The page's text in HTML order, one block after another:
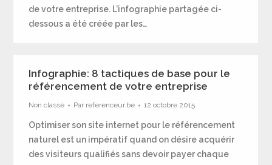
de votre entreprise. L’infographie partagée ci-
dessous a été créée par les…
Infographie: 8 tactiques de base pour le
référencement de votre entreprise
Non classé Par referenceur.be 12 octobre 2015
Optimiser son site internet pour le référencement
naturel est un impératif quand on désire acquérir
des visiteurs qualifiés sans devoir payer chaque